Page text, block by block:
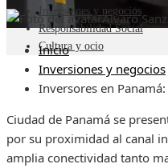
Inversiones y negocios
Responsabilidad Social
Cultura y ocio
Álvaro Sanz
Inicio
Inversiones y negocios
Inversores en
Ciudad de Panamá se
por su proximidad al canal
amplia conectividad tanto